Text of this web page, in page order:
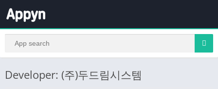
Developer: (주)두드림시스템